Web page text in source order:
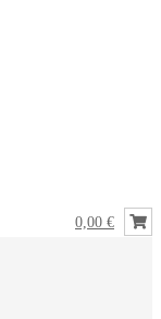
0,00 €